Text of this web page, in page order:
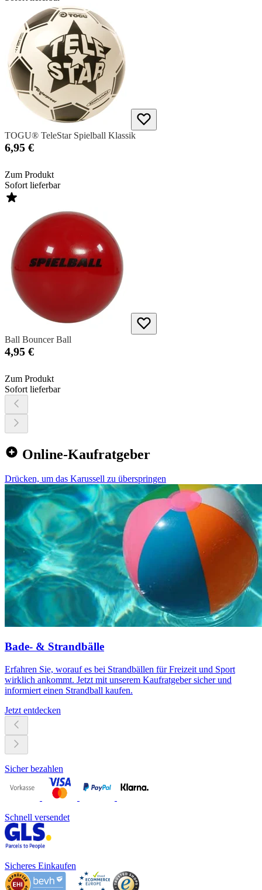
TOGU® TeleStar Spielball Klassik
6,95 €
Zum Produkt
Sofort lieferbar
Ball Bouncer Ball
4,95 €
Zum Produkt
Sofort lieferbar
Online-Kaufratgeber
Drücken, um das Karussell zu überspringen
Bade- & Strandbälle
Erfahren Sie, worauf es bei Strandbällen für Freizeit und Sport
wirklich ankommt. Jetzt mit unserem Kaufratgeber sicher und
informiert einen Strandball kaufen.
Jetzt entdecken
Sicher bezahlen
Schnell versendet
Sicheres Einkaufen